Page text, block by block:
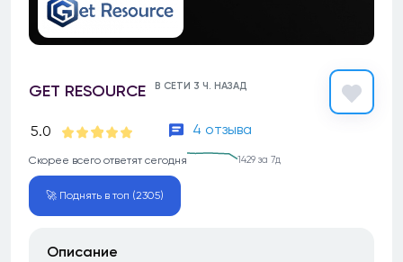
GET RESOURCE В СЕТИ 3 Ч. НАЗАД
5.0 4 отзыва
Скорее всего ответят сегодня 1429 за 7д
🚀 Поднять в топ (2305)
Описание